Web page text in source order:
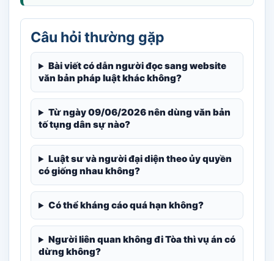
Câu hỏi thường gặp
Bài viết có dẫn người đọc sang website
văn bản pháp luật khác không?
Từ ngày 09/06/2026 nên dùng văn bản
tố tụng dân sự nào?
Luật sư và người đại diện theo ủy quyền
có giống nhau không?
Có thể kháng cáo quá hạn không?
Người liên quan không đi Tòa thì vụ án có
dừng không?